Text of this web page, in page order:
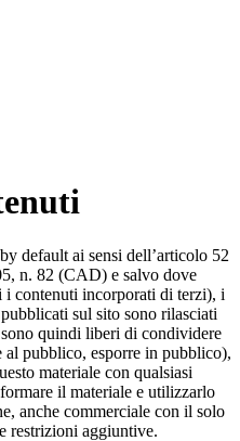
default ai sensi dell’articolo 52
n. 82 (CAD) e salvo dove
i contenuti incorporati di terzi), i
sul sito sono rilasciati
quindi liberi di condividere
pubblico, esporre in pubblico),
materiale con qualsiasi
il materiale e utilizzarlo
anche commerciale con il solo
restrizioni aggiuntive.